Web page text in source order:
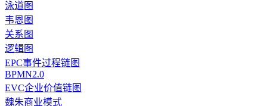
泳道图
韦恩图
关系图
逻辑图
EPC事件过程链图
BPMN2.0
EVC企业价值链图
魏朱商业模式